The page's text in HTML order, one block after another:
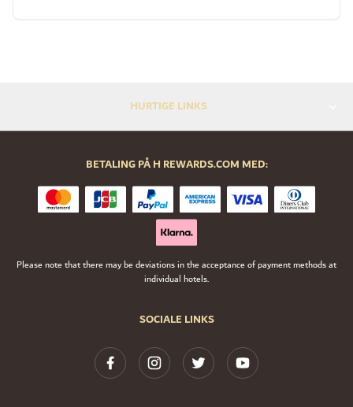
HURTIGE LINKS
SOCIALE LINKS
BETALING PÅ H REWARDS.COM MED:
Please note that there may be deviations in the acceptance of payment methods at
individual hotels.